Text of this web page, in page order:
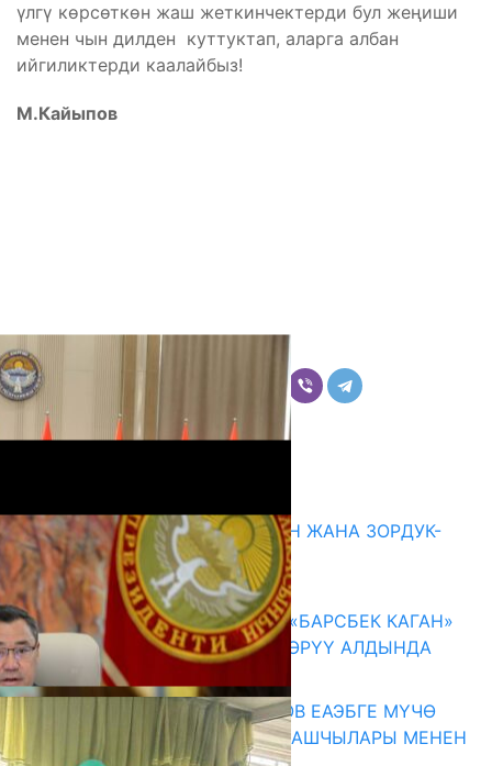
үлгү көрсөткөн жаш жеткинчектерди бул жеңиши
менен чын дилден куттуктап, аларга албан
ийгиликтерди каалайбыз!
М.Кайыпов
Комментарийлер
ГЕНДЕРДИК БАСМЫРЛООДОН ЖАНА ЗОРДУК-
ЗОМБУЛУКТАН КОРГОО
07.08.2026
КЫРГЫЗ ТАРЫХЫ ТАСМАДА: «БАРСБЕК КАГАН»
КӨРКӨМ ТАСМАСЫ ЖАРЫК КӨРҮҮ АЛДЫНДА
07.08.2026
ПРЕЗИДЕНТ САДЫР ЖАПАРОВ ЕАЭБГЕ МҮЧӨ
МАМЛЕКЕТТЕРДИН ӨКМӨТ БАШЧЫЛАРЫ МЕНЕН